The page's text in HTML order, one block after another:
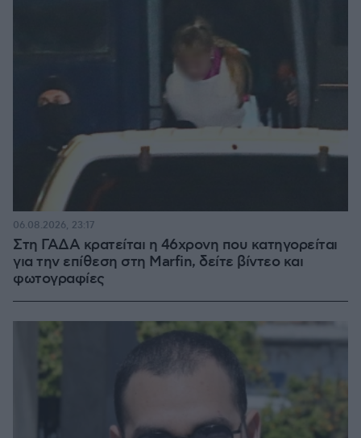
Στη ΓΑΔΑ κρατείται η 46χρονη που κατηγορείται
για την επίθεση στη Marfin, δείτε βίντεο και
φωτογραφίες
06.08.2026, 23:17